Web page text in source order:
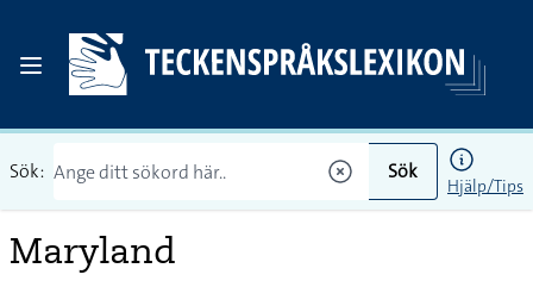
Sök: Sök
Hjälp/Tips
Maryland